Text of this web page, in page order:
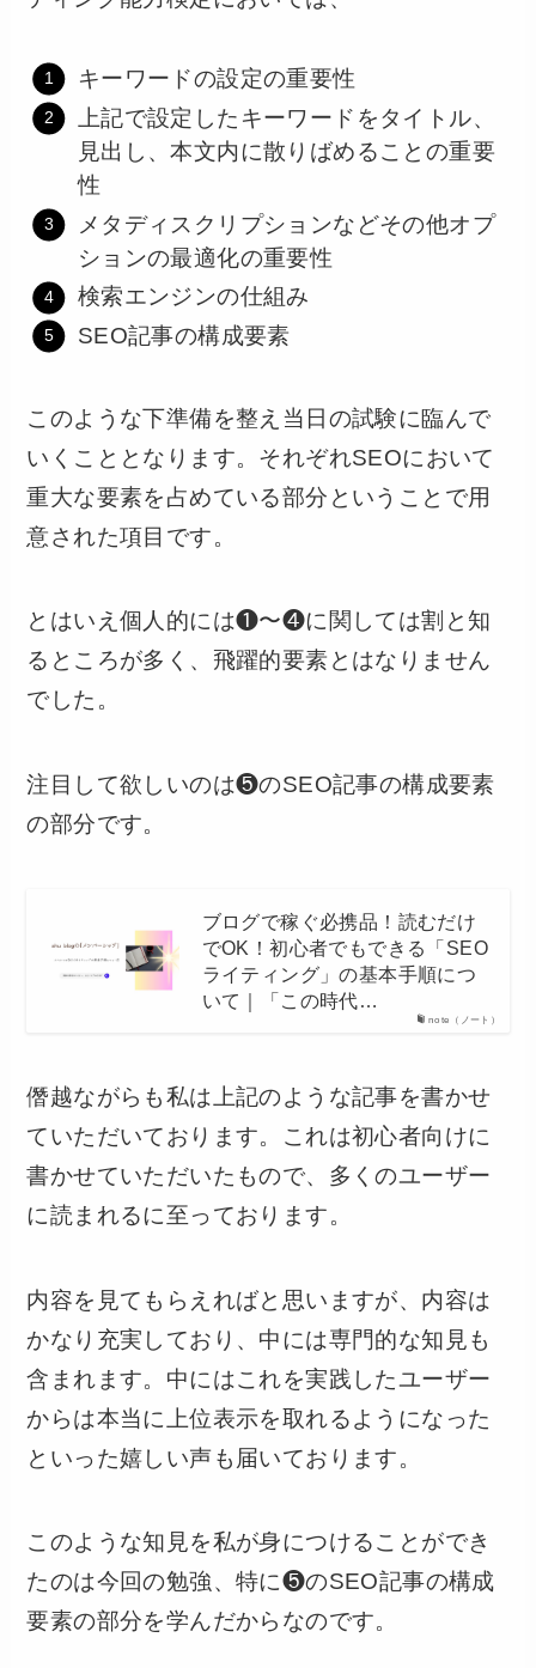
キーワードの設定の重要性
上記で設定したキーワードをタイトル、
見出し、本文内に散りばめることの重要
性
メタディスクリプションなどその他オプ
ションの最適化の重要性
検索エンジンの仕組み
SEO記事の構成要素
このような下準備を整え当日の試験に臨んで
いくこととなります。それぞれSEOにおいて
重大な要素を占めている部分ということで用
意された項目です。
とはいえ個人的には❶〜❹に関しては割と知
るところが多く、飛躍的要素とはなりません
でした。
注目して欲しいのは❺のSEO記事の構成要素
の部分です。
note（ノート）
ブログで稼ぐ必携品！読むだけ
でOK！初心者でもできる「SEO
ライティング」の基本手順につ
いて｜「この時代…
僭越ながらも私は上記のような記事を書かせ
ていただいております。これは初心者向けに
書かせていただいたもので、多くのユーザー
に読まれるに至っております。
内容を見てもらえればと思いますが、内容は
かなり充実しており、中には専門的な知見も
含まれます。中にはこれを実践したユーザー
からは本当に上位表示を取れるようになった
といった嬉しい声も届いております。
このような知見を私が身につけることができ
たのは今回の勉強、特に❺のSEO記事の構成
要素の部分を学んだからなのです。